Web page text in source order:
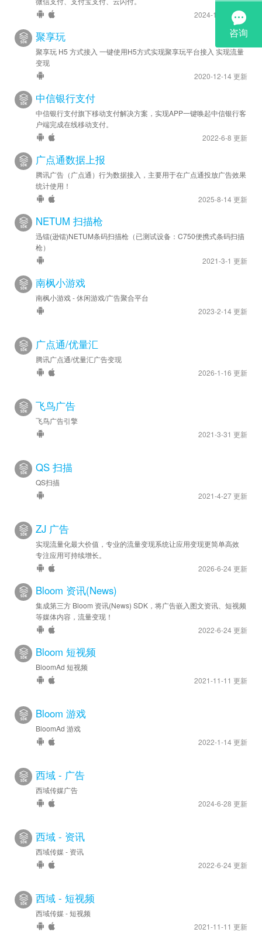
2024-10-31 更新
聚享玩
聚享玩 H5 方式接入 一键使用H5方式实现聚享玩平台接入 实现流量
变现
2020-12-14 更新
中信银行支付
中信银行支付旗下移动支付解决方案，实现APP一键唤起中信银行客
户端完成在线移动支付。
2022-6-8 更新
广点通数据上报
腾讯广告（广点通）行为数据接入，主要用于在广点通投放广告效果
统计使用！
2025-8-14 更新
NETUM 扫描枪
迅镭(逊镭)NETUM条码扫描枪（已测试设备：C750便携式条码扫描
枪）
2021-3-1 更新
南枫小游戏
南枫小游戏 - 休闲游戏/广告聚合平台
2023-2-14 更新
广点通/优量汇
腾讯广点通/优量汇广告变现
2026-1-16 更新
飞鸟广告
飞鸟广告引擎
2021-3-31 更新
QS 扫描
QS扫描
2021-4-27 更新
ZJ 广告
实现流量化最大价值，专业的流量变现系统让应用变现更简单高效
专注应用可持续增长。
2026-6-24 更新
Bloom 资讯(News)
集成第三方 Bloom 资讯(News) SDK，将广告嵌入图文资讯、短视频
等媒体内容，流量变现！
2022-6-24 更新
Bloom 短视频
BloomAd 短视频
2021-11-11 更新
Bloom 游戏
BloomAd 游戏
2022-1-14 更新
西域 - 广告
西域传媒广告
2024-6-28 更新
西域 - 资讯
西域传媒 - 资讯
2022-6-24 更新
西域 - 短视频
西域传媒 - 短视频
2021-11-11 更新